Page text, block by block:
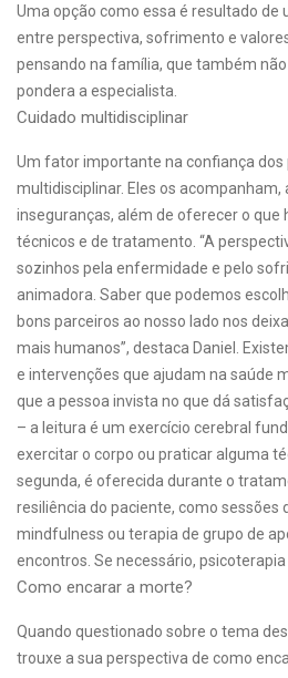
Uma opção como essa é resultado
entre perspectiva, sofrimento e
pensando na família, que também
pondera a especialista.
Cuidado multidisciplinar
Um fator importante na confiança dos
multidisciplinar. Eles os
inseguranças, além de oferecer o que
técnicos e de tratamento. “A
sozinhos pela enfermidade e pelo
animadora. Saber que podemos
bons parceiros ao nosso lado nos
mais humanos”, destaca Daniel.
e intervenções que ajudam na saúde
que a pessoa invista no que dá
– a leitura é um exercício cerebral
exercitar o corpo ou praticar alguma
segunda, é oferecida durante o
resiliência do paciente, como sessões
mindfulness ou terapia de grupo de
encontros. Se necessário, psicoterapia
Como encarar a morte?
Quando questionado sobre o tema
trouxe a sua perspectiva de como